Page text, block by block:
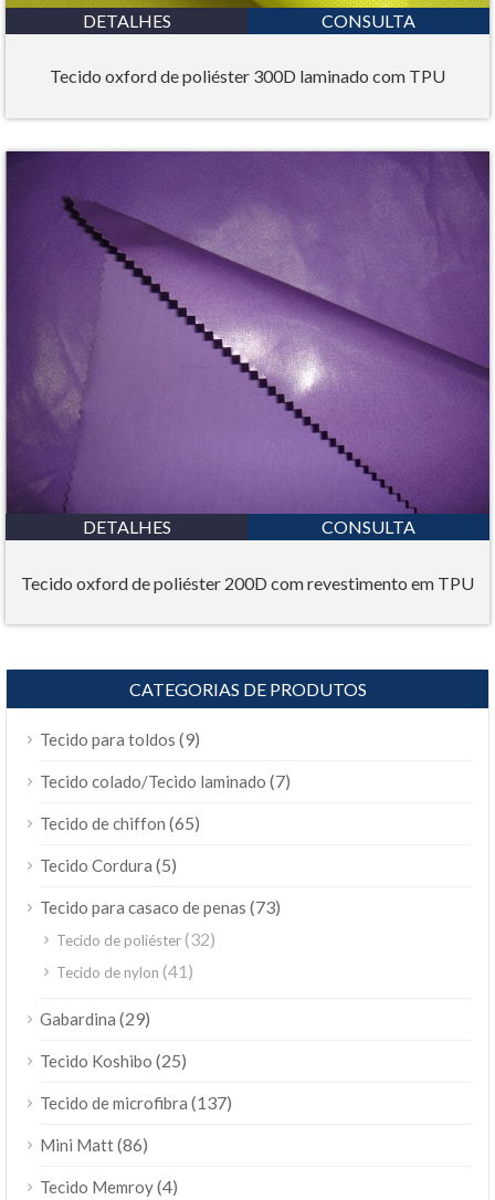
DETALHES CONSULTA
Tecido oxford de poliéster 300D laminado com TPU
DETALHES CONSULTA
Tecido oxford de poliéster 200D com revestimento em TPU
CATEGORIAS DE PRODUTOS
Tecido para toldos (9)
Tecido colado/Tecido laminado (7)
Tecido de chiffon (65)
Tecido Cordura (5)
Tecido para casaco de penas (73)
Tecido de poliéster(32)
Tecido de nylon (41)
Gabardina (29)
Tecido Koshibo (25)
Tecido de microfibra (137)
Mini Matt(86)
Tecido Memroy(4)